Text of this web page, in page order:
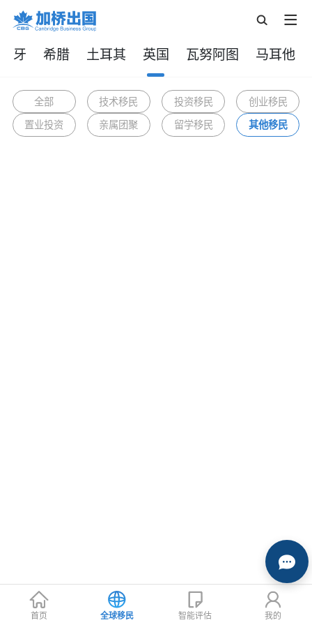
牙 希腊 土耳其 英国 瓦努阿图 马耳他
全部 技术移民 投资移民
创业移民
置业投资
亲属团聚 留学移民 其他移民
首页 全球移民 智能评估 我的